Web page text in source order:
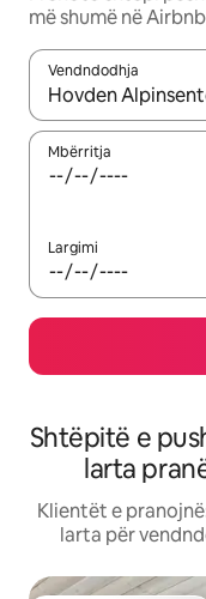
më shumë në Airbnb
Vendndodhja
Kur rezultatet të
Mbërritja
Largimi
Shtëpitë e
larta
Klientët e
larta për